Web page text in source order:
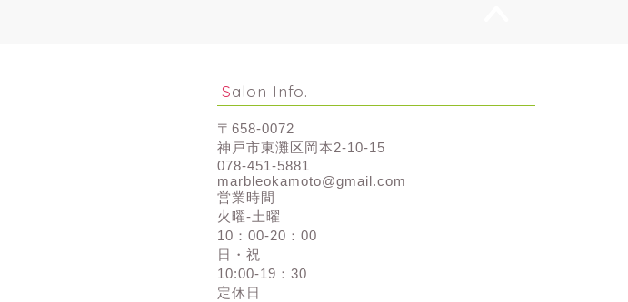
Salon Info.
〒658-0072
神戸市東灘区岡本2-10-15
078-451-5881
marbleokamoto@gmail.com
営業時間
火曜-土曜
10：00-20：00
日・祝
10:00-19：30
定休日